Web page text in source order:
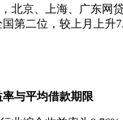
京、上海、广东网贷
第二位，较上月上升
与平均借款期限